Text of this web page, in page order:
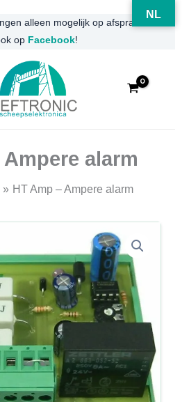
alleen mogelijk op afspraak
op Facebook!
Ampere alarm
HT Amp – Ampere alarm
NL